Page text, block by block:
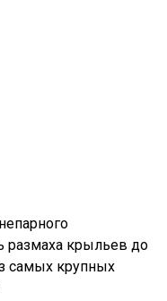
размаха крыльев до
самых крупных